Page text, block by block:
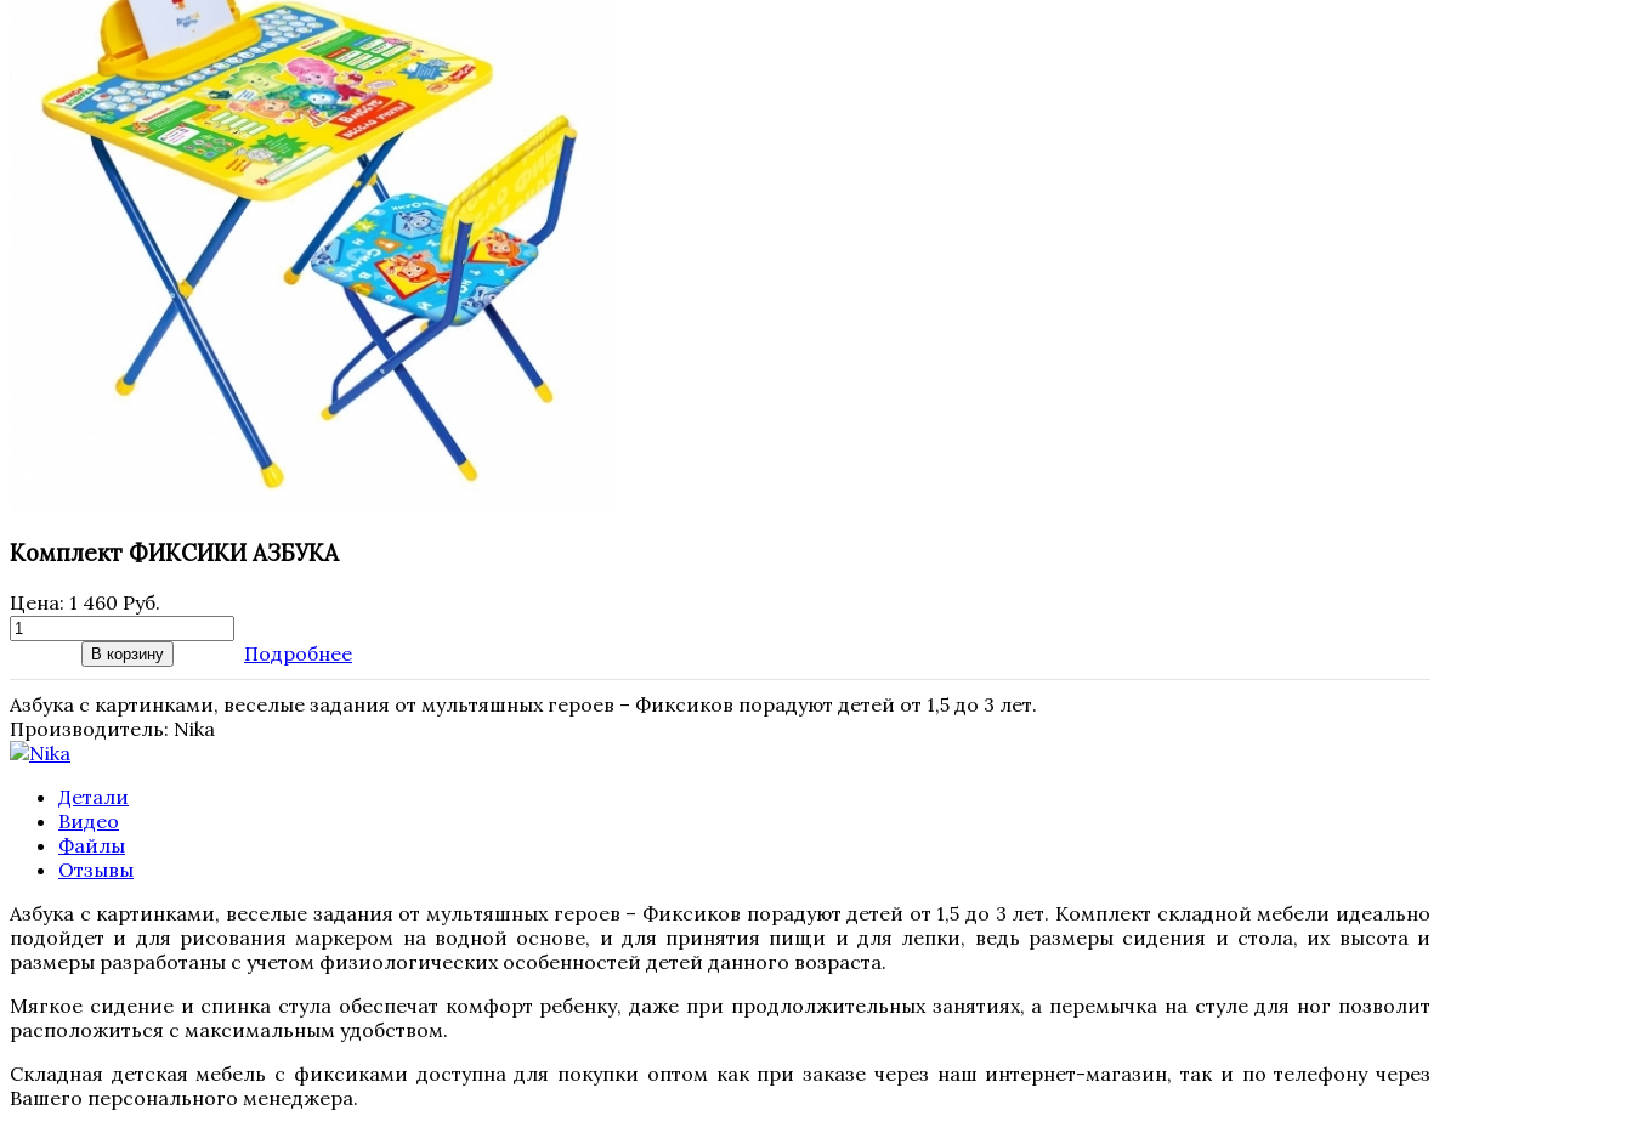
Комплект ФИКСИКИ АЗБУКА
Цена: 1 460 Руб.
В корзину Подробнее
Азбука с картинками, веселые задания от мультяшных героев – Фиксиков порадуют детей от 1,5 до 3 лет.
Производитель: Nika
Детали
Видео
Файлы
Отзывы
Азбука с картинками, веселые задания от мультяшных героев – Фиксиков порадуют детей от 1,5 до 3 лет. Комплект складной мебели идеально
подойдет и для рисования маркером на водной основе, и для принятия пищи и для лепки, ведь размеры сидения и стола, их высота и
размеры разработаны с учетом физиологических особенностей детей данного возраста.
Мягкое сидение и спинка стула обеспечат комфорт ребенку, даже при продлолжительных занятиях, а перемычка на стуле для ног позволит
расположиться с максимальным удобством.
Складная детская мебель с фиксиками доступна для покупки оптом как при заказе через наш интернет-магазин, так и по телефону через
Вашего персонального менеджера.